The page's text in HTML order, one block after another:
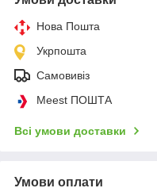
Нова Пошта
Укрпошта
Самовивіз
Meest ПОШТА
Всі умови доставки
Умови оплати